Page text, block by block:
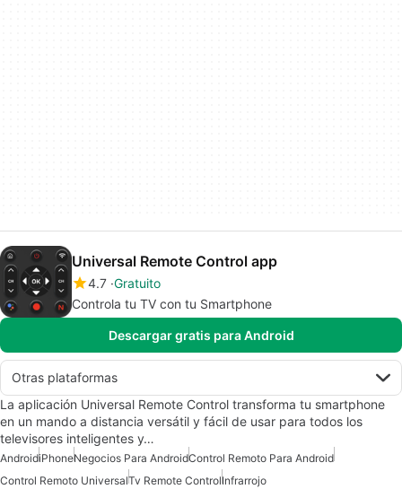
Universal Remote Control app
4.7 Gratuito
Controla tu TV con tu Smartphone
Descargar gratis para Android
Otras plataformas
La aplicación Universal Remote Control transforma tu smartphone
en un mando a distancia versátil y fácil de usar para todos los
televisores inteligentes y…
AndroidiPhoneNegocios Para AndroidControl Remoto Para Android
Control Remoto UniversalTv Remote ControlInfrarrojo